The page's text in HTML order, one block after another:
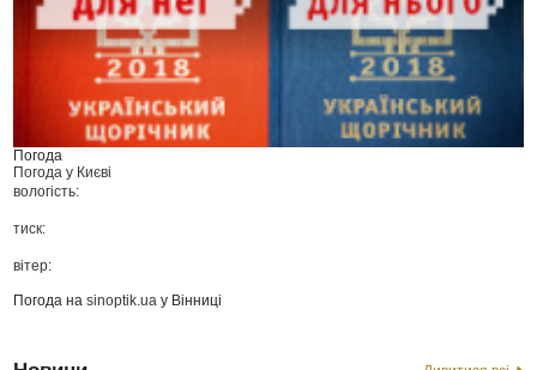
Погода
Погода у Києві
вологість:
тиск:
вітер:
Погода наsinoptik.ua у Вінниці